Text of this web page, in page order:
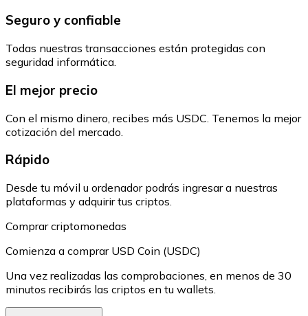
Seguro y confiable
Todas nuestras transacciones están protegidas con
seguridad informática.
El mejor precio
Con el mismo dinero, recibes más USDC. Tenemos la mejor
cotización del mercado.
Rápido
Desde tu móvil u ordenador podrás ingresar a nuestras
plataformas y adquirir tus criptos.
Comprar criptomonedas
Comienza a comprar USD Coin (USDC)
Una vez realizadas las comprobaciones, en menos de 30
minutos recibirás las criptos en tu wallets.